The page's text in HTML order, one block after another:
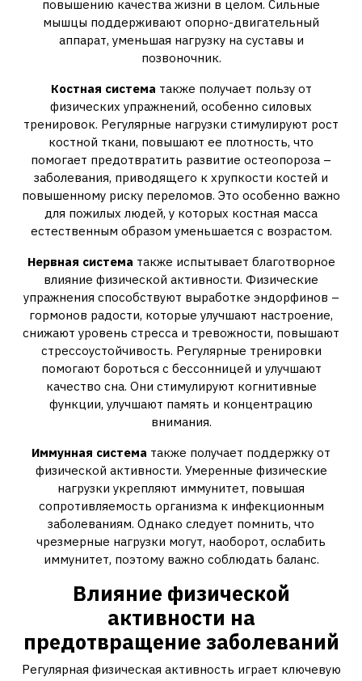
повышению качества жизни в целом. Сильные
мышцы поддерживают опорно-двигательный
аппарат, уменьшая нагрузку на суставы и
позвоночник.
Костная система также получает пользу от
физических упражнений, особенно силовых
тренировок. Регулярные нагрузки стимулируют рост
костной ткани, повышают ее плотность, что
помогает предотвратить развитие остеопороза –
заболевания, приводящего к хрупкости костей и
повышенному риску переломов. Это особенно важно
для пожилых людей, у которых костная масса
естественным образом уменьшается с возрастом.
Нервная система также испытывает благотворное
влияние физической активности. Физические
упражнения способствуют выработке эндорфинов –
гормонов радости, которые улучшают настроение,
снижают уровень стресса и тревожности, повышают
стрессоустойчивость. Регулярные тренировки
помогают бороться с бессонницей и улучшают
качество сна. Они стимулируют когнитивные
функции, улучшают память и концентрацию
внимания.
Иммунная система также получает поддержку от
физической активности. Умеренные физические
нагрузки укрепляют иммунитет, повышая
сопротивляемость организма к инфекционным
заболеваниям. Однако следует помнить, что
чрезмерные нагрузки могут, наоборот, ослабить
иммунитет, поэтому важно соблюдать баланс.
Влияние физической
активности на
предотвращение заболеваний
Регулярная физическая активность играет ключевую